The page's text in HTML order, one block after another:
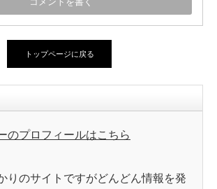
トップページに戻る
のプロフィールはこちら
りのサイトですがどんどん情報を発